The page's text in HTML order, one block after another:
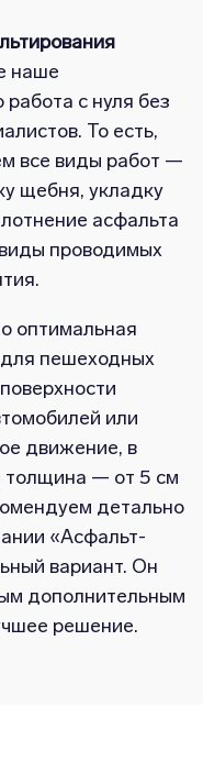
наше
с нуля без
То есть,
все виды работ —
щебня, укладку
асфальта
проводимых
оптимальная
пешеходных
или
движение, в
толщина — от 5 см
детально
«Асфальт-
вариант. Он
дополнительным
решение.